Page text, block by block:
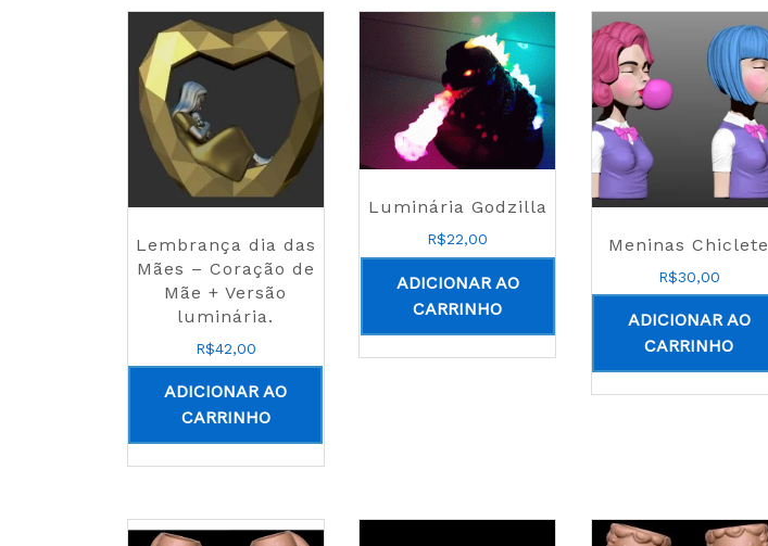
Lembrança dia das
Mães – Coração de
Mãe + Versão
luminária.
R$42,00
ADICIONAR AO
CARRINHO
Luminária Godzilla
R$22,00
ADICIONAR AO
CARRINHO
Meninas Chiclete
R$30,00
ADICIONAR AO
CARRINHO